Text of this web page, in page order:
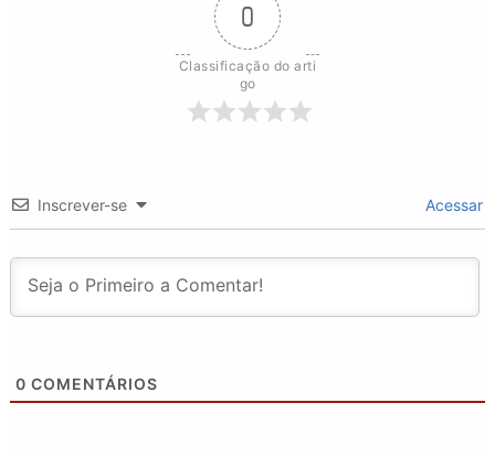
0
Classificação do arti
go
Inscrever-se Acessar
0 COMENTÁRIOS